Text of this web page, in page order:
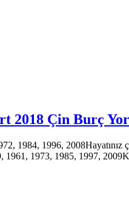
2018 Çin Burç
1984, 1996,
1973, 1985, 1997,